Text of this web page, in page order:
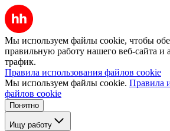
Мы используем файлы cookie, чтобы
правильную работу нашего веб-сайта и
трафик.
Правила использования файлов cookie
Мы используем файлы cookie. Правила
файлов cookie
Понятно
Ищу работу